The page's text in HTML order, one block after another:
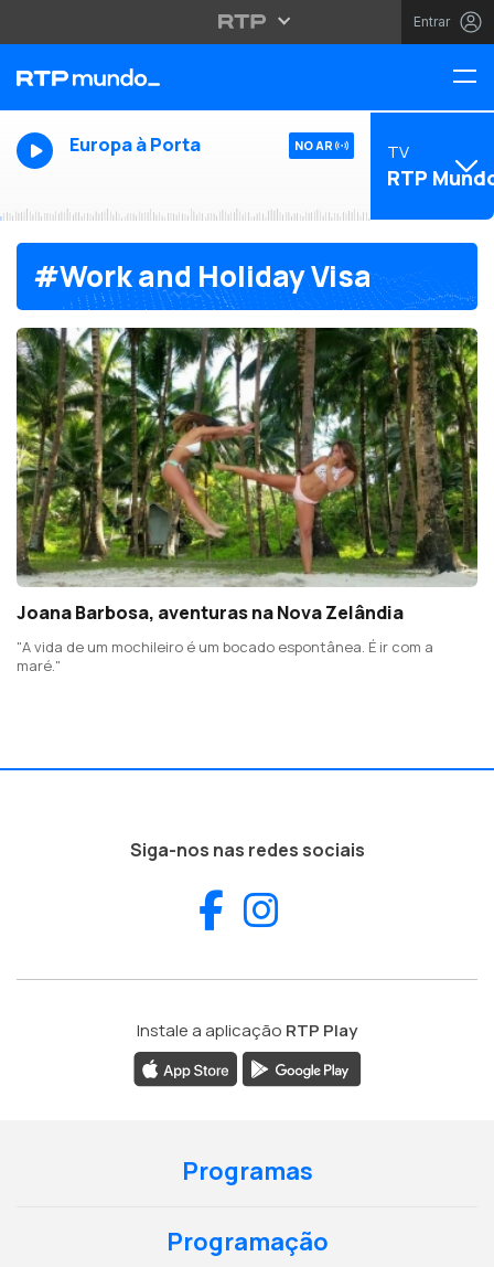
Entrar
Europa à Porta NO AR TV
RTP
#Work and Holiday Visa
Joana Barbosa, aventuras na Nova Zelândia
"A vida de um mochileiro é um bocado espontânea. É ir com a
maré."
Siga-nos nas redes sociais
Facebook
Instale a aplicação RTP Play
Programas
Programação